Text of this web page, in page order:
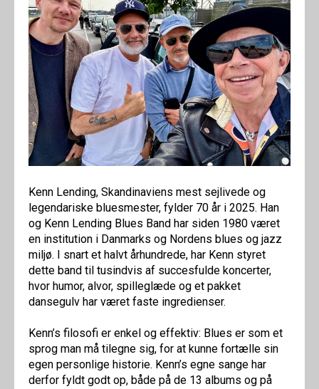
Kenn Lending, Skandinaviens mest sejlivede og
legendariske bluesmester, fylder 70 år i 2025. Han
og Kenn Lending Blues Band har siden 1980 været
en institution i Danmarks og Nordens blues og jazz
miljø. I snart et halvt århundrede, har Kenn styret
dette band til tusindvis af succesfulde koncerter,
hvor humor, alvor, spilleglæde og et pakket
dansegulv har været faste ingredienser.
Kenn’s filosofi er enkel og effektiv: Blues er som et
sprog man må tilegne sig, for at kunne fortælle sin
egen personlige historie. Kenn’s egne sange har
derfor fyldt godt op, både på de 13 albums og på